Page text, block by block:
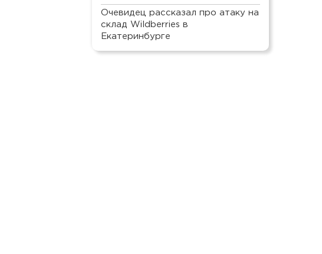
Очевидец рассказал про атаку на
склад Wildberries в
Екатеринбурге